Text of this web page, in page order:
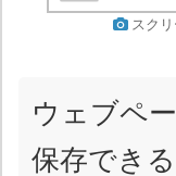
スク
ウェブペ
保存でき